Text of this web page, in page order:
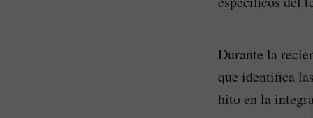
Durante la
que identifica
hito en la